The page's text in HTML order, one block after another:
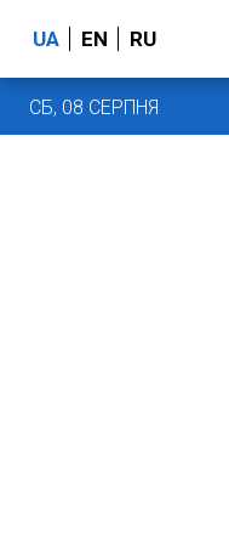
UA EN RU
СБ, 08 СЕРПНЯ